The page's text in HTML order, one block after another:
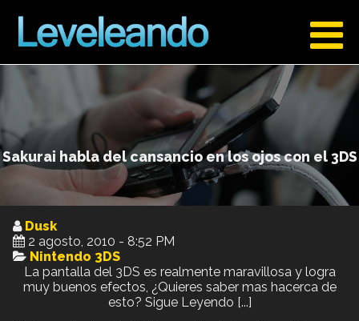
Sakurai habla del cansancio en los ojos con el 3DS
Dusk
2 agosto, 2010 - 8:52 PM
Nintendo 3DS
La pantalla del 3DS es realmente maravillosa y logra
muy buenos efectos, ¿Quieres saber mas hacerca de
esto? Sigue Leyendo [...]